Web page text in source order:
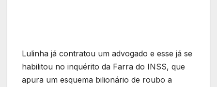
Lulinha já contratou um advogado e esse já se
habilitou no inquérito da Farra do INSS, que
apura um esquema bilionário de roubo a